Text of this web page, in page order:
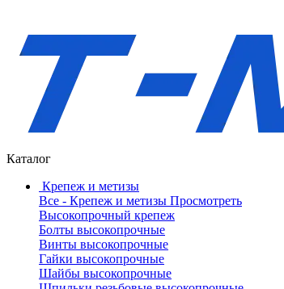
Каталог
Крепеж и метизы
Все - Крепеж и метизы Просмотреть
Высокопрочный крепеж
Болты высокопрочные
Винты высокопрочные
Гайки высокопрочные
Шайбы высокопрочные